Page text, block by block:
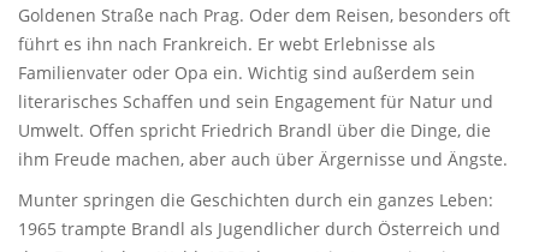
Goldenen Straße nach Prag. Oder dem Reisen, besonders oft
führt es ihn nach Frankreich. Er webt Erlebnisse als
Familienvater oder Opa ein. Wichtig sind außerdem sein
literarisches Schaffen und sein Engagement für Natur und
Umwelt. Offen spricht Friedrich Brandl über die Dinge, die
ihm Freude machen, aber auch über Ärgernisse und Ängste.
Munter springen die Geschichten durch ein ganzes Leben:
1965 trampte Brandl als Jugendlicher durch Österreich und